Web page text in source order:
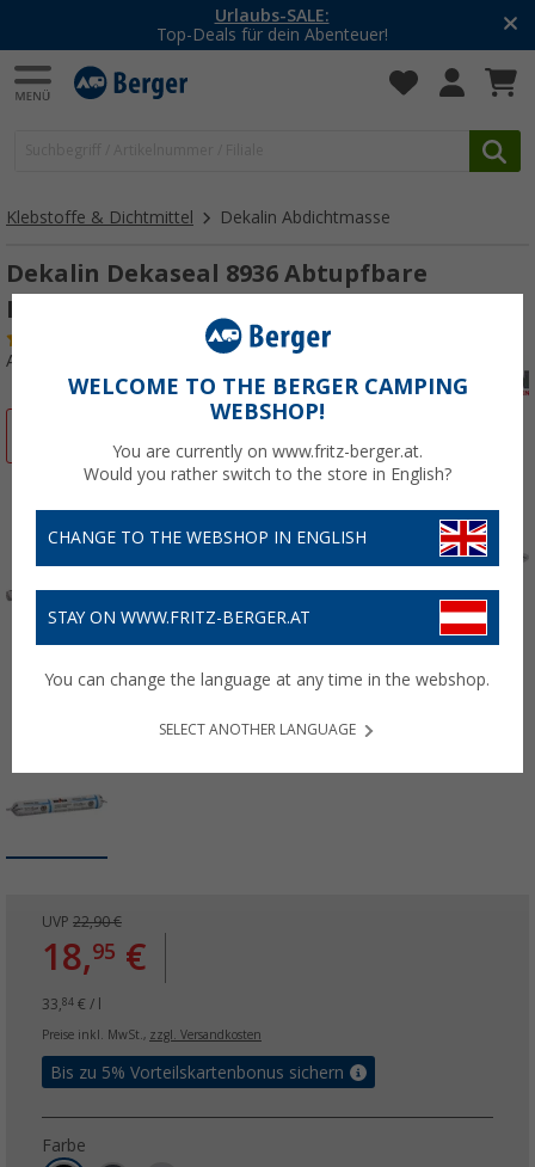
Urlaubs-SALE:
Top-Deals für dein Abenteuer!
Klebstoffe & Dichtmittel Dekalin Abdichtmasse
Dekalin Dekaseal 8936 Abtupfbare
Dichtungsmasse Schwarz 560 ml
Art.-Nr.: 343180
UVP 22,90 €
18,95 €
33,84 € / l
Preise inkl. MwSt., zzgl. Versandkosten
Bis zu 5% Vorteilskartenbonus sichern
Farbe
WELCOME TO THE BERGER CAMPING
WEBSHOP!
You are currently on www.fritz-berger.at.
Would you rather switch to the store in English?
CHANGE TO THE WEBSHOP IN ENGLISH
STAY ON WWW.FRITZ-BERGER.AT
You can change the language at any time in the webshop.
SELECT ANOTHER LANGUAGE